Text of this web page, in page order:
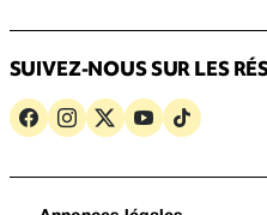
SUIVEZ-NOUS SUR LES